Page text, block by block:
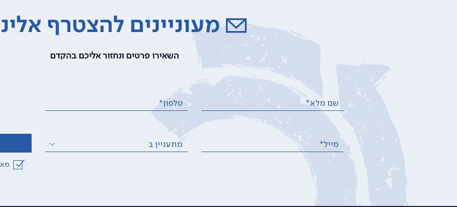
מעוניינים להצטרף
השאירו פרטים ונחזור אליכם בהקדם
שם מלא* טלפון*
מייל* מתעניין ב